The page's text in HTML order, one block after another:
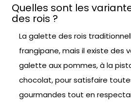
Quelles sont les
des rois ?
La galette des rois
frangipane, mais il existe des
galette aux pommes, à la
chocolat, pour satisfaire
gourmandes tout en